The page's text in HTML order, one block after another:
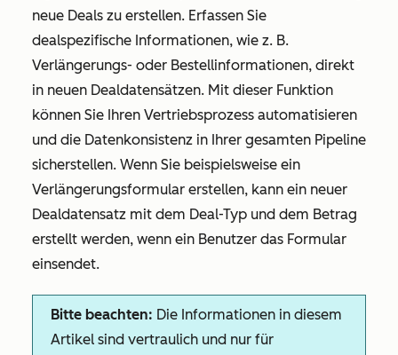
neue Deals zu erstellen. Erfassen Sie
dealspezifische Informationen, wie z. B.
Verlängerungs- oder Bestellinformationen, direkt
in neuen Dealdatensätzen. Mit dieser Funktion
können Sie Ihren Vertriebsprozess automatisieren
und die Datenkonsistenz in Ihrer gesamten Pipeline
sicherstellen. Wenn Sie beispielsweise ein
Verlängerungsformular erstellen, kann ein neuer
Dealdatensatz mit dem Deal-Typ und dem Betrag
erstellt werden, wenn ein Benutzer das Formular
einsendet.
Bitte beachten: Die Informationen in diesem
Artikel sind vertraulich und nur für